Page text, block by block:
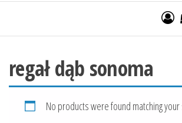
regał dąb sonoma
No products were found matching